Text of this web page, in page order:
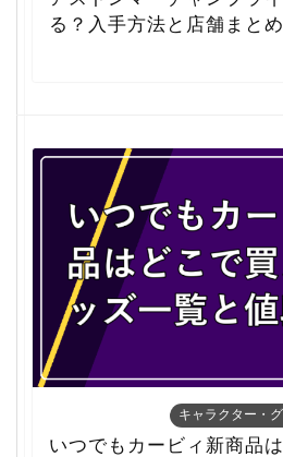
る？入手方法と店舗まとめ
キャラクター・
いつでもカービィ新商品